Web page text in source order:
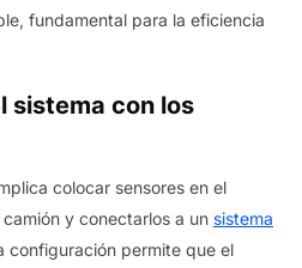
fundamental para la eficiencia
sistema con los
colocar sensores en el
y conectarlos a un sistema
configuración permite que el